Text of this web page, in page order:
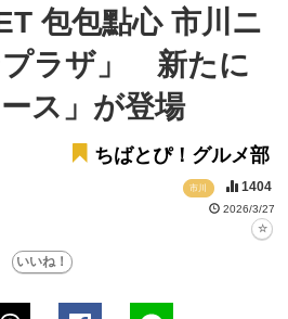
包包點心 市川ニ
プラザ」 新たに
ス」が登場
ちばとぴ！グルメ部
市川 1404
2026/3/27